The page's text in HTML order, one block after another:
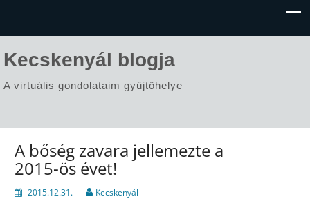
Kecskenyál blogja
A virtuális gondolataim gyűjtőhelye
A bőség zavara jellemezte a
2015-ös évet!
2015.12.31. Kecskenyál